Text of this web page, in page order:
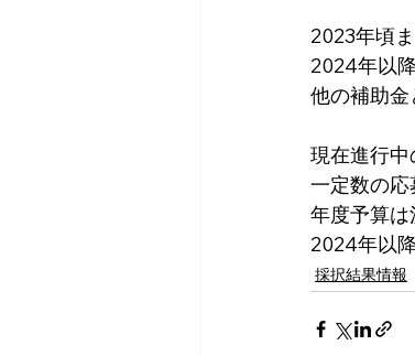
2023年頃
2024年以
他の補助金
現在進行中
一定数の応
年度予算
2024年以
採択結果情報